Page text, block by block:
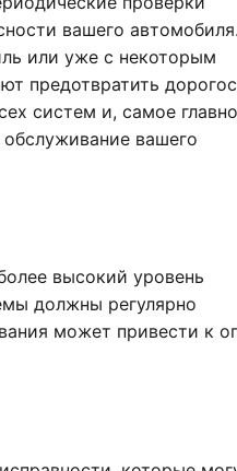
вашего автомобиля.
или уже с некоторым
предотвратить
систем и, самое
вашего
высокий уровень
должны регулярно
может привести к